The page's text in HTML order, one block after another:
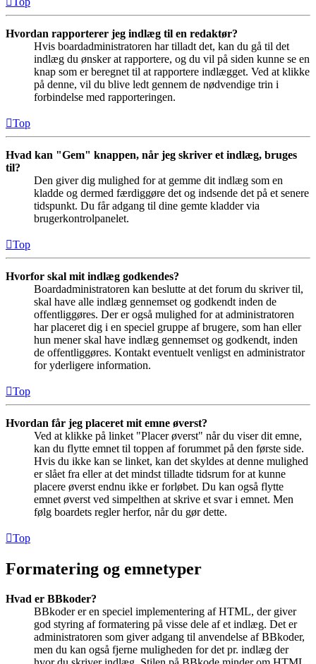
Hvordan rapporterer jeg indlæg til en redaktør?
Hvis boardadministratoren har tilladt det, kan du gå til det
indlæg du ønsker at rapportere, og du vil på siden kunne se en
knap som er beregnet til at rapportere indlægget. Ved at klikke
på denne, vil du blive ledt gennem de nødvendige trin i
forbindelse med rapporteringen.
Top
Hvad kan "Gem" knappen, når jeg skriver et indlæg, bruges
til?
Den giver dig mulighed for at gemme dit indlæg som en
kladde og dermed færdiggøre det og indsende det på et senere
tidspunkt. Du får adgang til dine gemte kladder via
brugerkontrolpanelet.
Top
Hvorfor skal mit indlæg godkendes?
Boardadministratoren kan beslutte at det forum du skriver til,
skal have alle indlæg gennemset og godkendt inden de
offentliggøres. Der er også mulighed for at administratoren
har placeret dig i en speciel gruppe af brugere, som han eller
hun mener skal have indlæg gennemset og godkendt, inden
de offentliggøres. Kontakt eventuelt venligst en administrator
for yderligere information.
Top
Hvordan får jeg placeret mit emne øverst?
Ved at klikke på linket "Placer øverst" når du viser dit emne,
kan du flytte emnet til toppen af forummet på den første side.
Hvis du ikke kan se linket, kan det skyldes at denne mulighed
er slået fra eller at det mindst tilladte tidsrum for at kunne
placere øverst endnu ikke er forløbet. Du kan også flytte
emnet øverst ved simpelthen at skrive et svar i emnet. Men
følg boardets regler herfor, når du gør dette.
Top
Formatering og emnetyper
Hvad er BBkoder?
BBkoder er en speciel implementering af HTML, der giver
god styring af formatering på visse dele af et indlæg. Det er
administratoren som giver adgang til anvendelse af BBkoder,
men du kan også fjerne muligheden for det pr. indlæg der